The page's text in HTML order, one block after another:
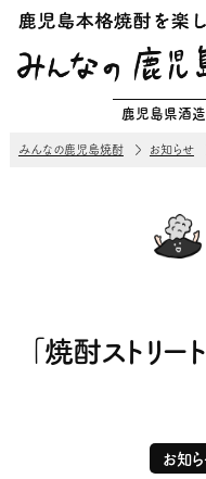
鹿児島県酒造
みんなの鹿児島焼酎 お知らせ
「焼酎ストリー
お知